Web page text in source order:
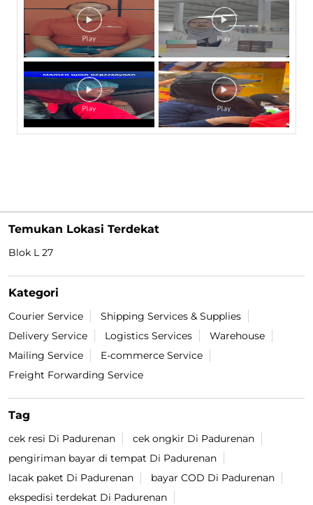
Temukan Lokasi Terdekat
Blok L 27
Kategori
Courier Service
Shipping Services & Supplies
Delivery Service
Logistics Services
Warehouse
Mailing Service
E-commerce Service
Freight Forwarding Service
Tag
cek resi Di Padurenan
cek ongkir Di Padurenan
pengiriman bayar di tempat Di Padurenan
lacak paket Di Padurenan
bayar COD Di Padurenan
ekspedisi terdekat Di Padurenan